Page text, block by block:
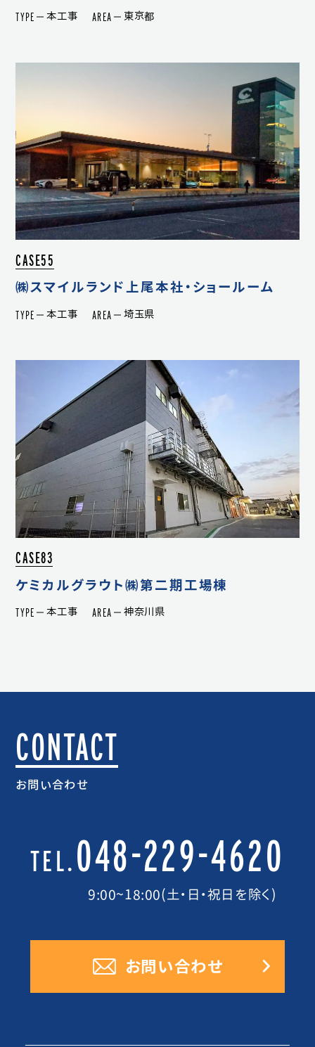
TYPE 本工事 AREA 東京都
CASE55
㈱スマイルランド上尾本社・ショールーム
TYPE 本工事 AREA 埼玉県
CASE83
ケミカルグラウト㈱第二期工場棟
TYPE 本工事 AREA 神奈川県
CONTACT
お問い合わせ
TEL.048-229-4620
9:00~18:00(土・日・祝日を除く)
お問い合わせ